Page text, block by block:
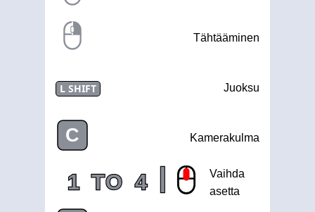
Tähtääminen
L SHIFT Juoksu
C Kamerakulma
1 TO 4 |
Vaihda
asetta